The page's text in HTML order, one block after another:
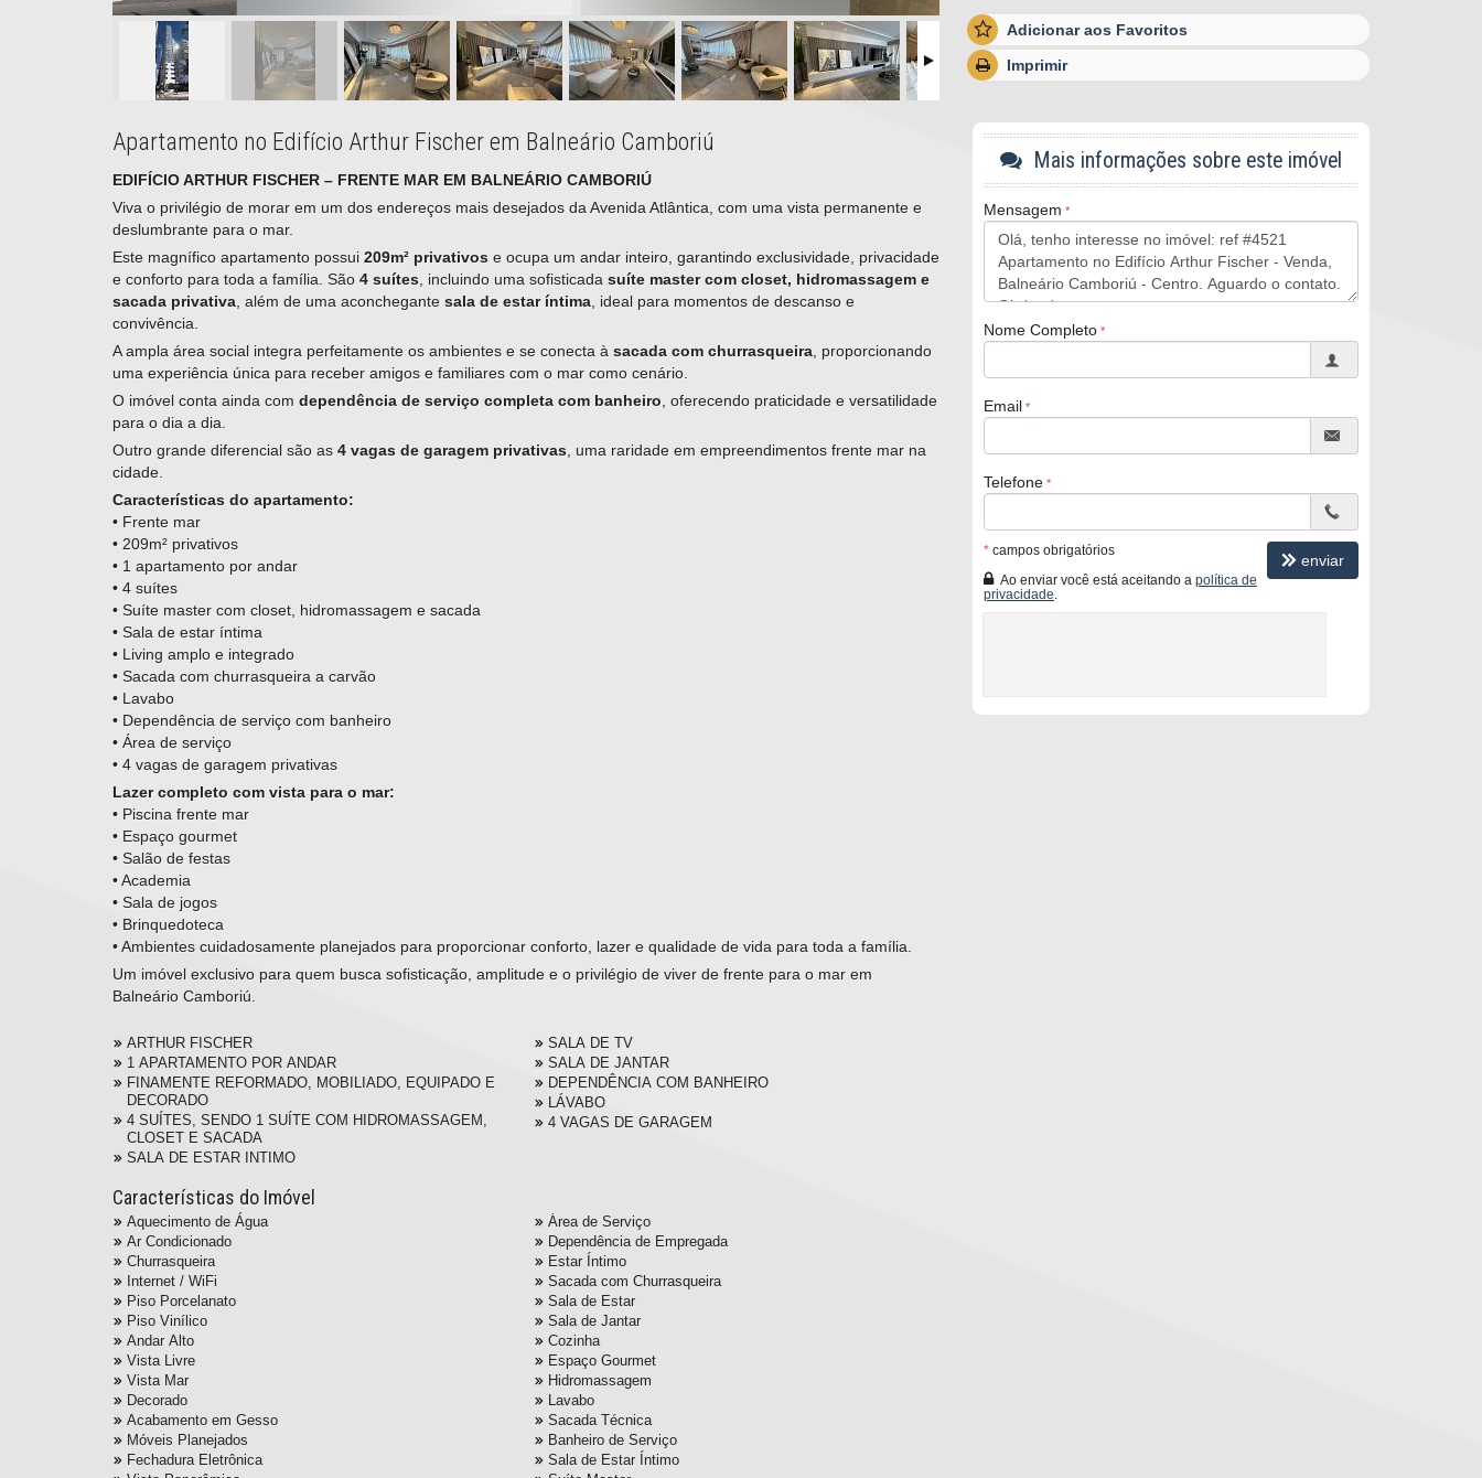
Adicionar aos Favoritos
Imprimir
Apartamento no Edifício Arthur Fischer em Balneário Camboriú
EDIFÍCIO ARTHUR FISCHER – FRENTE MAR EM BALNEÁRIO CAMBORIÚ
Viva o privilégio de morar em um dos endereços mais desejados da Avenida Atlântica, com uma vista permanente e
deslumbrante para o mar.
Este magnífico apartamento possui 209m² privativos e ocupa um andar inteiro, garantindo exclusividade, privacidade
e conforto para toda a família. São 4 suítes, incluindo uma sofisticada suíte master com closet, hidromassagem e
sacada privativa, além de uma aconchegante sala de estar íntima, ideal para momentos de descanso e
convivência.
A ampla área social integra perfeitamente os ambientes e se conecta à sacada com churrasqueira, proporcionando
uma experiência única para receber amigos e familiares com o mar como cenário.
O imóvel conta ainda com dependência de serviço completa com banheiro, oferecendo praticidade e versatilidade
para o dia a dia.
Outro grande diferencial são as 4 vagas de garagem privativas, uma raridade em empreendimentos frente mar na
cidade.
Características do apartamento:
• Frente mar
• 209m² privativos
• 1 apartamento por andar
• 4 suítes
• Suíte master com closet, hidromassagem e sacada
• Sala de estar íntima
• Living amplo e integrado
• Sacada com churrasqueira a carvão
• Lavabo
• Dependência de serviço com banheiro
• Área de serviço
• 4 vagas de garagem privativas
Lazer completo com vista para o mar:
• Piscina frente mar
• Espaço gourmet
• Salão de festas
• Academia
• Sala de jogos
• Brinquedoteca
• Ambientes cuidadosamente planejados para proporcionar conforto, lazer e qualidade de vida para toda a família.
Um imóvel exclusivo para quem busca sofisticação, amplitude e o privilégio de viver de frente para o mar em
Balneário Camboriú.
ARTHUR FISCHER
1 APARTAMENTO POR ANDAR
FINAMENTE REFORMADO, MOBILIADO, EQUIPADO E
DECORADO
4 SUÍTES, SENDO 1 SUÍTE COM HIDROMASSAGEM,
CLOSET E SACADA
SALA DE ESTAR INTIMO
SALA DE TV
SALA DE JANTAR
DEPENDÊNCIA COM BANHEIRO
LÁVABO
4 VAGAS DE GARAGEM
Características do Imóvel
Aquecimento de Água
Ar Condicionado
Churrasqueira
Internet / WiFi
Piso Porcelanato
Piso Vinílico
Andar Alto
Vista Livre
Vista Mar
Decorado
Acabamento em Gesso
Móveis Planejados
Fechadura Eletrônica
Área de Serviço
Dependência de Empregada
Estar Íntimo
Sacada com Churrasqueira
Sala de Estar
Sala de Jantar
Cozinha
Espaço Gourmet
Hidromassagem
Lavabo
Sacada Técnica
Banheiro de Serviço
Sala de Estar Íntimo
Mais informações sobre este imóvel
Mensagem
Nome Completo
Email
Telefone
* campos obrigatórios
Ao enviar você está aceitando a política de
privacidade
enviar